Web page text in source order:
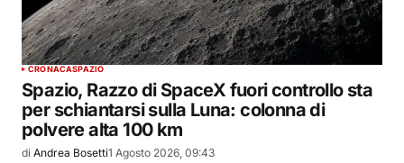
CRONACASPAZIO
Spazio, Razzo di SpaceX fuori controllo sta
per schiantarsi sulla Luna: colonna di
polvere alta 100 km
di Andrea Bosetti1 Agosto 2026, 09:43